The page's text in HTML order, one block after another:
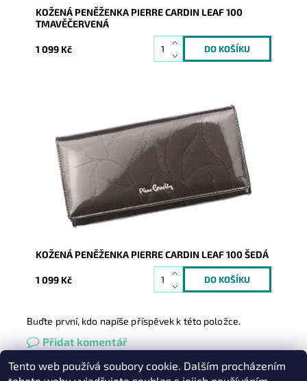
KOŽENÁ PENĚŽENKA PIERRE CARDIN LEAF 100
TMAVĚČERVENÁ
1 099 Kč
Velmi luxusní kožená peněženka známé značky Pierre
Cardin z velmi příjemné kůže je nezbytným...
Dostupnost:
Skladem
8328
Značka:
Pierre Cardin
Záruka:
2 roky
KOŽENÁ PENĚŽENKA PIERRE CARDIN LEAF 100 ŠEDÁ
1 099 Kč
Buďte první, kdo napíše příspěvek k této položce.
Přidat komentář
Tento web používá soubory cookie. Dalším procházením